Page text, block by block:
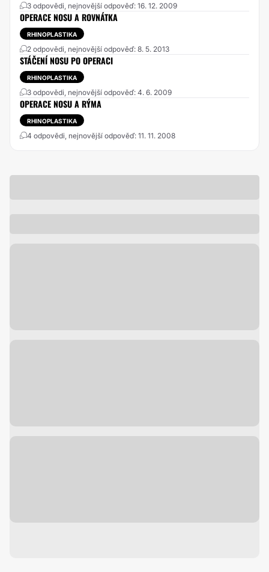
3 odpovědi, nejnovější odpověď: 16. 12. 2009
OPERACE NOSU A ROVNÁTKA
RHINOPLASTIKA
2 odpovědi, nejnovější odpověď: 8. 5. 2013
STÁČENÍ NOSU PO OPERACI
RHINOPLASTIKA
3 odpovědi, nejnovější odpověď: 4. 6. 2009
OPERACE NOSU A RÝMA
RHINOPLASTIKA
4 odpovědi, nejnovější odpověď: 11. 11. 2008